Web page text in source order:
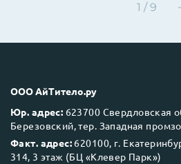
Next Business Day (NBD)
1 / 9
ООО АйТитело.ру
Юр. адрес: 623700 Свердловская
Березовский, тер. Западная
Факт. адрес: 620100, г.
314, 3 этаж (БЦ «Клевер Парк»)